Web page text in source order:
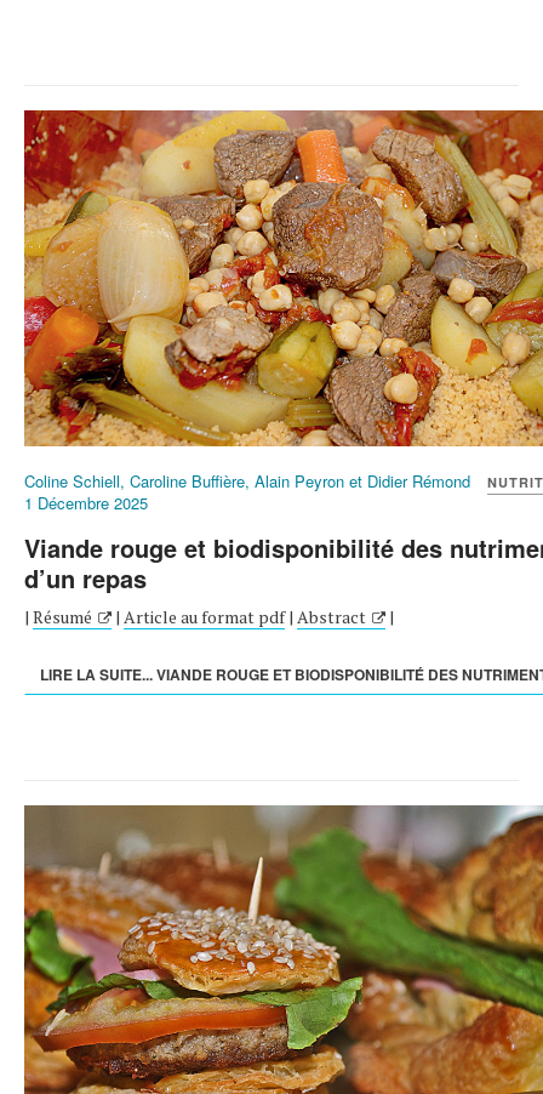
Coline Schiell, Caroline Buffière, Alain Peyron et Didier Rémond
1 Décembre 2025
Viande rouge et biodisponibilité des
d’un repas
| Résumé | Article au format pdf| Abstract |
LIRE LA SUITE... VIANDE ROUGE ET BIODISPONIBILITÉ DES